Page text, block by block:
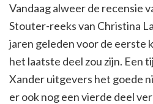
Vandaag alweer de recensie
Stouter-reeks van Christina
jaren geleden voor de eerste
het laatste deel zou zijn. Een
Xander uitgevers het goede
er ook nog een vierde deel